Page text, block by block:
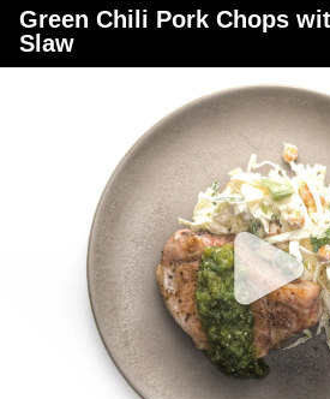
Green Chili Pork Chops
Slaw